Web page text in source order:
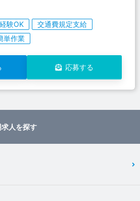
験OK
交通費規定支給
単作業
応募する
人を探す